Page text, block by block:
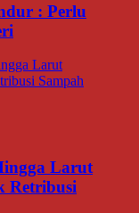
: Perlu
Larut
Retribusi